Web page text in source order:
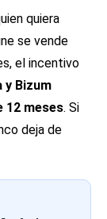
quiera
se vende
el incentivo
y Bizum
12 meses. Si
deja de